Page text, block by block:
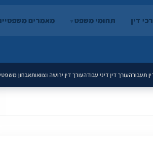
דין תחומי משפט מאמרים
תעבורהעורך דין דיני עבודהעורך דין ירושה וצוואותאבחון